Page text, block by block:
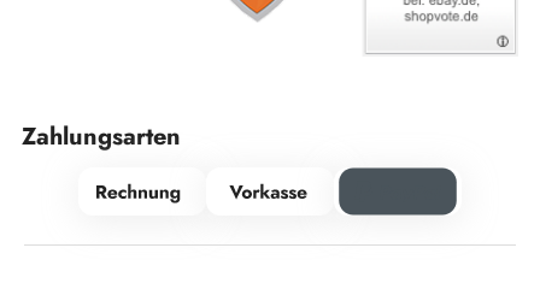
Zahlungsarten